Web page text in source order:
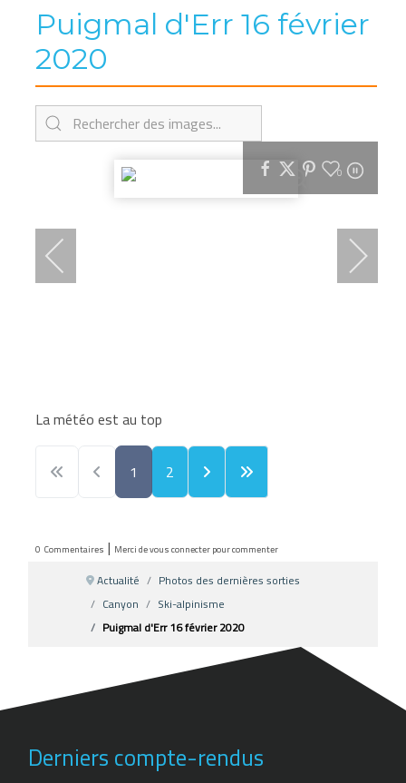
Puigmal d'Err 16 février
2020
0
La météo est au top
1
2
0 Commentaires | Merci de vous connecter pour commenter
Actualité
Photos des dernières sorties
Canyon
Ski-alpinisme
Puigmal d'Err 16 février 2020
Derniers compte-rendus